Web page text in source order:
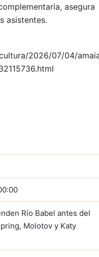
asegura
asistentes.
2026/07/04/
Río Babel antes del
Molotov y Katy